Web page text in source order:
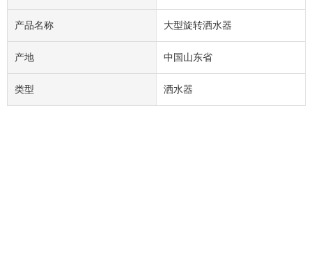
产品名称 大型旋转洒水器
产地 中国山东省
类型 洒水器